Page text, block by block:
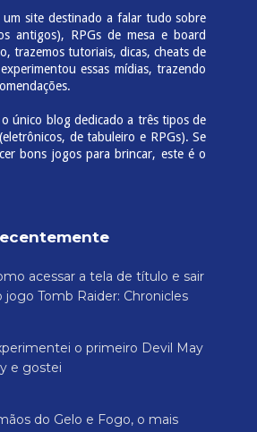
nenhuma gambiarra
os amantes de jogos de tiro, Counter
é com certeza uma das melhores
mercado. Tal sucesso o levou a
um site destinado a falar tudo sobre
trazemos tutoriais, dicas, cheats de
essas mídias, trazendo
único blog dedicado a três tipos de
de tabuleiro e RPGs). Se
bons jogos para brincar, este é o